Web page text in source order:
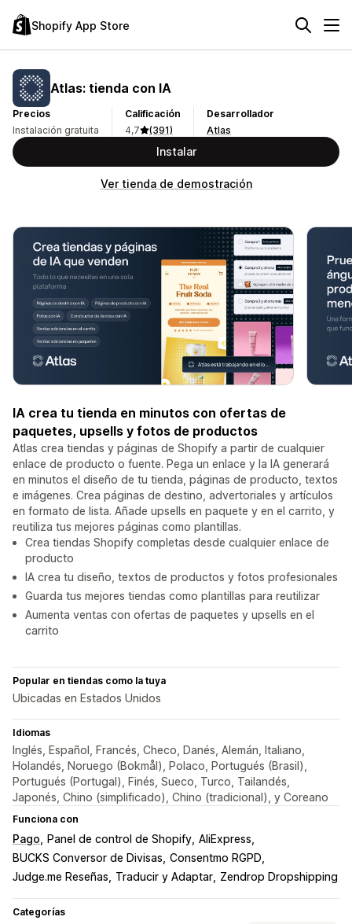
Shopify App Store
Atlas: tienda con IA
Precios
Instalación gratuita
Calificación
4,7
(391)
Desarrollador
Atlas
Instalar
Ver tienda de demostración
IA crea tu tienda en minutos con ofertas de
paquetes, upsells y fotos de productos
Atlas crea tiendas y páginas de Shopify a partir de cualquier
enlace de producto o fuente. Pega un enlace y la IA generará
en minutos el diseño de tu tienda, páginas de producto, textos
e imágenes. Crea páginas de destino, advertoriales y artículos
en formato de lista. Añade upsells en paquete y en el carrito, y
reutiliza tus mejores páginas como plantillas.
Crea tiendas Shopify completas desde cualquier enlace de
producto
IA crea tu diseño, textos de productos y fotos profesionales
Guarda tus mejores tiendas como plantillas para reutilizar
Aumenta ventas con ofertas de paquetes y upsells en el
carrito
Popular en tiendas como la tuya
Ubicadas en Estados Unidos
Idiomas
Inglés, Español, Francés, Checo, Danés, Alemán, Italiano,
Holandés, Noruego (Bokmål), Polaco, Portugués (Brasil),
Portugués (Portugal), Finés, Sueco, Turco, Tailandés,
Japonés, Chino (simplificado), Chino (tradicional), y Coreano
Funciona con
Pago Panel de control de Shopify AliExpress
BUCKS Conversor de Divisas Consentmo RGPD
Judge.me Reseñas
Traducir y Adaptar Zendrop Dropshipping
Categorías